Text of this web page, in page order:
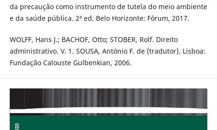
da precaução como instrumento de tutela do meio ambiente
e da saúde pública. 2ª ed. Belo Horizonte: Fórum, 2017.
WOLFF, Hans J.; BACHOF, Otto; STOBER, Rolf. Direito
administrativo. V. 1. SOUSA, António F. de (tradutor). Lisboa:
Fundação Calouste Gulbenkian, 2006.